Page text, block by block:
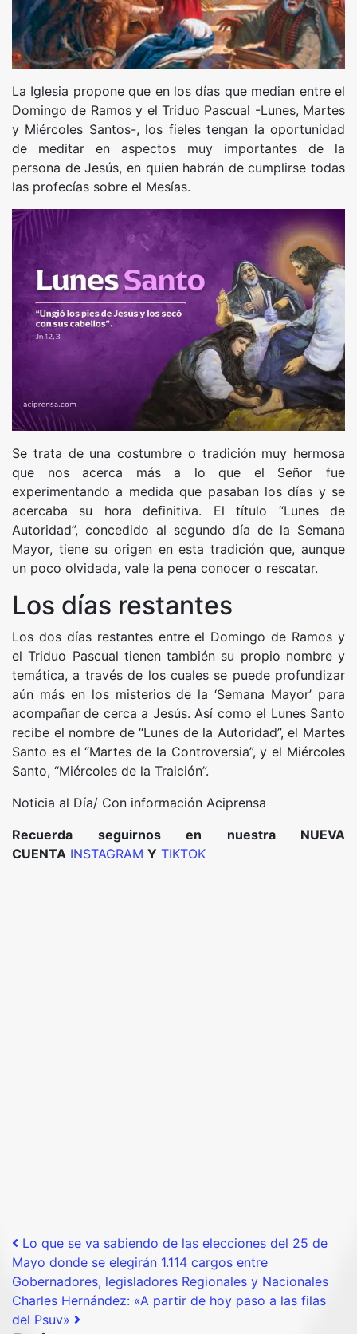
La Iglesia propone que en los días que median entre el
Domingo de Ramos y el Triduo Pascual -Lunes, Martes
y Miércoles Santos-, los fieles tengan la oportunidad
de meditar en aspectos muy importantes de la
persona de Jesús, en quien habrán de cumplirse todas
las profecías sobre el Mesías.
Se trata de una costumbre o tradición muy hermosa
que nos acerca más a lo que el Señor fue
experimentando a medida que pasaban los días y se
acercaba su hora definitiva. El título “Lunes de
Autoridad”, concedido al segundo día de la Semana
Mayor, tiene su origen en esta tradición que, aunque
un poco olvidada, vale la pena conocer o rescatar.
Los días restantes
Los dos días restantes entre el Domingo de Ramos y
el Triduo Pascual tienen también su propio nombre y
temática, a través de los cuales se puede profundizar
aún más en los misterios de la ‘Semana Mayor’ para
acompañar de cerca a Jesús. Así como el Lunes Santo
recibe el nombre de “Lunes de la Autoridad”, el Martes
Santo es el “Martes de la Controversia”, y el Miércoles
Santo, “Miércoles de la Traición”.
Noticia al Día/ Con información Aciprensa
Recuerda seguirnos en nuestra NUEVA
CUENTA INSTAGRAM Y TIKTOK
Post navigation
Lo que se va sabiendo de las elecciones del 25 de
Mayo donde se elegirán 1.114 cargos entre
Gobernadores, legisladores Regionales y Nacionales
Charles Hernández: «A partir de hoy paso a las filas
del Psuv»